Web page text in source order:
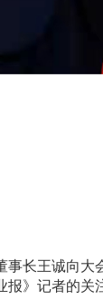
长王诚向大
》记者的关